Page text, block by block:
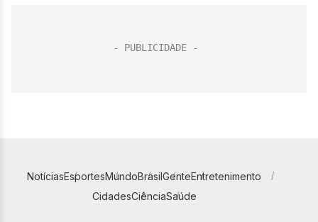
NotíciasEsportesMundoBrasilGenteEntretenimento
CidadesCiênciaSaúde